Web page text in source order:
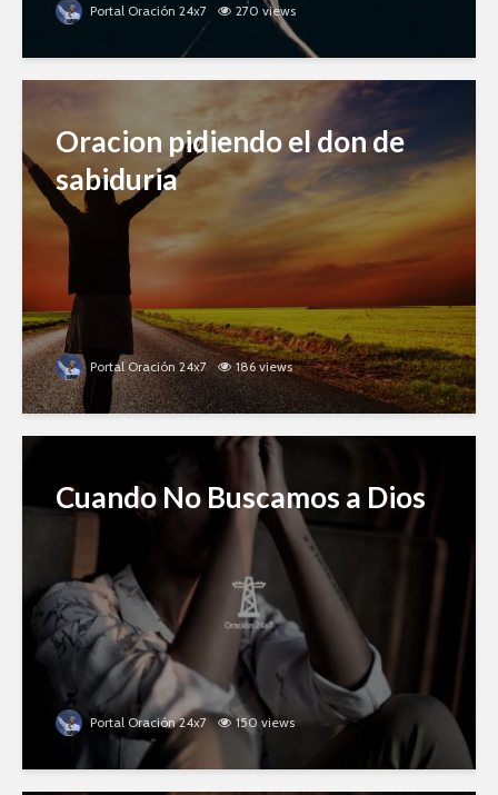
Portal Oración 24x7 270 views
Oracion pidiendo el don de
sabiduria
Portal Oración 24x7 186 views
Cuando No Buscamos a Dios
Portal Oración 24x7 150 views